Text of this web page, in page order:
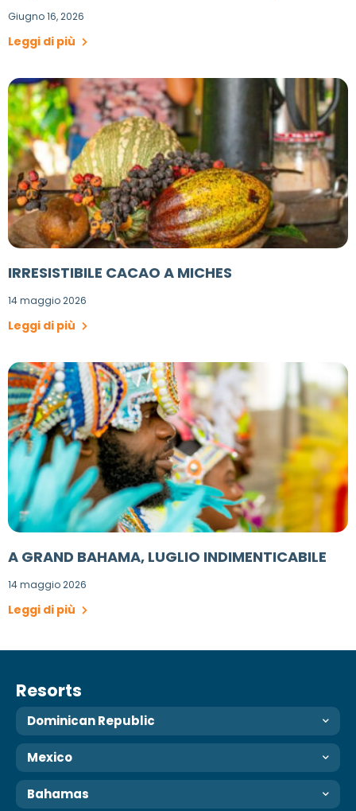
Giugno 16, 2026
Leggi di più
IRRESISTIBILE CACAO A MICHES
14 maggio 2026
Leggi di più
A GRAND BAHAMA, LUGLIO INDIMENTICABILE
14 maggio 2026
Leggi di più
Resorts
Dominican Republic
Mexico
Bahamas